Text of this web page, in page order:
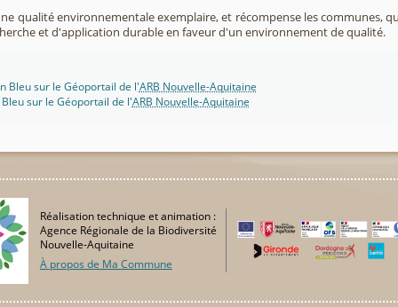
qualité environnementale exemplaire, et récompense les communes,
et d'application durable en faveur d'un environnement de qualité.
Bleu sur le Géoportail de l'ARB Nouvelle-Aquitaine
sur le Géoportail de l'ARB Nouvelle-Aquitaine
Réalisation technique et animation :
Agence Régionale de la Biodiversité
Nouvelle-Aquitaine
À propos de Ma Commune